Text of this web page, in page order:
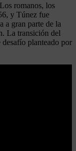
romanos, los
y Túnez fue
a gran parte de la
La transición del
planteado por